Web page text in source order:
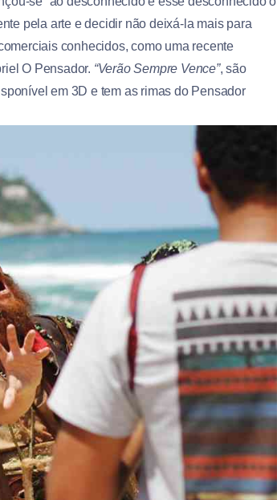
pela arte e decidir não deixá-la mais para
conhecidos, como uma recente
O Pensador. “Verão Sempre Vence”, são
em 3D e tem as rimas do Pensador